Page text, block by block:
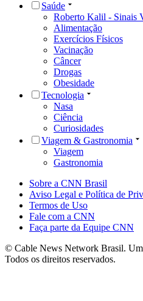
Saúde
Roberto Kalil - Sinais
Alimentação
Exercícios Físicos
Vacinação
Câncer
Drogas
Obesidade
Tecnologia
Nasa
Ciência
Curiosidades
Viagem & Gastronomia
Viagem
Gastronomia
Sobre a CNN Brasil
Aviso Legal e Política de
Termos de Uso
Fale com a CNN
Faça parte da Equipe CNN
© Cable News Network Brasil.
Todos os direitos reservados.